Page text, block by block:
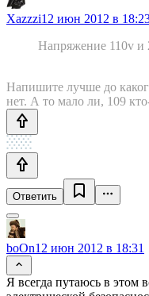
Xazzzi12 июн 2012 в
Напряжение 110v и
Напишите лучше до
нет. А то мало ли, 109
Ответить
boOn12 июн 2012 в 18:31
Я всегда путаюсь в